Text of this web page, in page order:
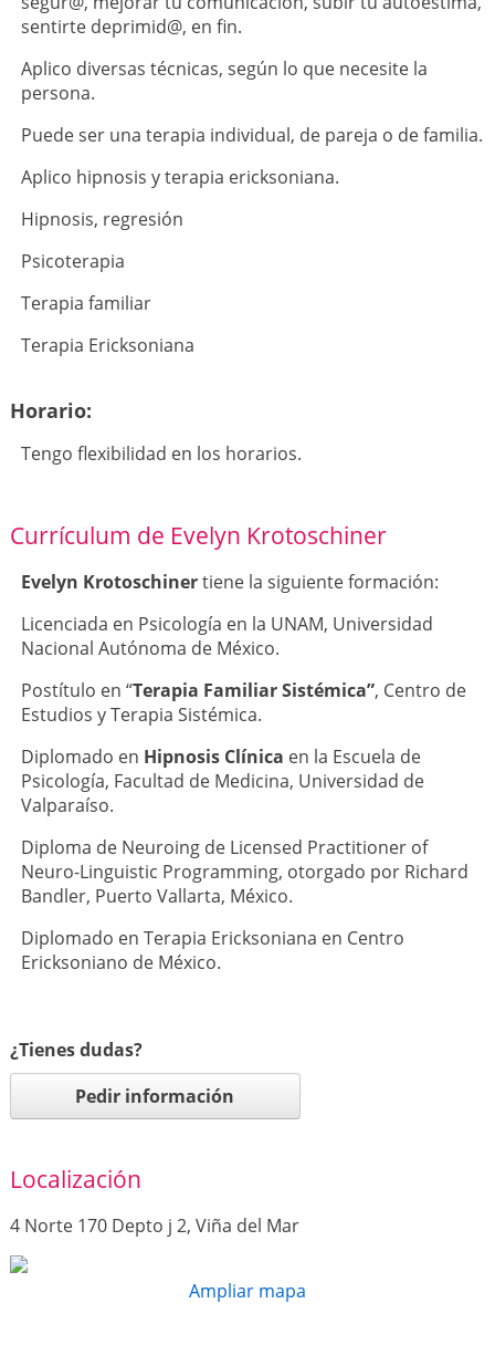
sentirte deprimid@, en fin.
Aplico diversas técnicas, según lo que necesite la
persona.
Puede ser una terapia individual, de pareja o de familia.
Aplico hipnosis y terapia ericksoniana.
Hipnosis, regresión
Psicoterapia
Terapia familiar
Terapia Ericksoniana
Horario:
Tengo flexibilidad en los horarios.
Currículum de Evelyn Krotoschiner
Evelyn Krotoschinertiene la siguiente formación:
Licenciada en Psicología en la UNAM, Universidad
Nacional Autónoma de México.
Postítulo en “Terapia Familiar Sistémica”, Centro de
Estudios y Terapia Sistémica.
Diplomado en Hipnosis Clínica en la Escuela de
Psicología, Facultad de Medicina, Universidad de
Valparaíso.
Diploma de Neuroing de Licensed Practitioner of
Neuro-Linguistic Programming, otorgado por Richard
Bandler, Puerto Vallarta, México.
Diplomado en Terapia Ericksoniana en Centro
Ericksoniano de México.
¿Tienes dudas?
Pedir información
Localización
4 Norte 170 Depto j 2, Viña del Mar
Ampliar mapa